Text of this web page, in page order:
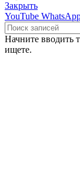
Закрыть
YouTube
Начните вводить
ищете.